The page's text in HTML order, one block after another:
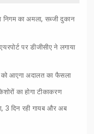
निगम का अमला, सब्जी दुकान
पर डीजीसीए ने लगाया
कोआएगाअदालत का फैसला
काहोगाटीकाकरण
3 दिन रही गायब और अब